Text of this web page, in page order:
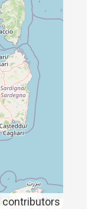
contributors